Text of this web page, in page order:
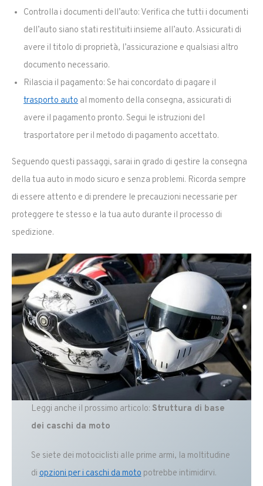
Controlla i documenti dell’auto: Verifica che tutti i documenti
dell’auto siano stati restituiti insieme all’auto. Assicurati di
avere il titolo di proprietà, l’assicurazione e qualsiasi altro
documento necessario.
Rilascia il pagamento: Se hai concordato di pagare il
trasporto auto al momento della consegna, assicurati di
avere il pagamento pronto. Segui le istruzioni del
trasportatore per il metodo di pagamento accettato.
Seguendo questi passaggi, sarai in grado di gestire la consegna
della tua auto in modo sicuro e senza problemi. Ricorda sempre
di essere attento e di prendere le precauzioni necessarie per
proteggere te stesso e la tua auto durante il processo di
spedizione.
Leggi anche il prossimo articolo: Struttura di base
dei caschi da moto
Se siete dei motociclisti alle prime armi, la moltitudine
diopzioni per i caschi da motopotrebbe intimidirvi.